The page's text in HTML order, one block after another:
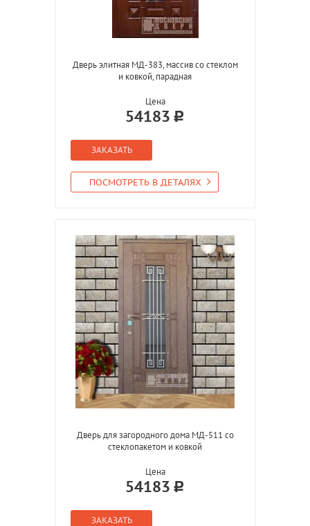
Дверь элитная МД-383, массив со стеклом
и ковкой, парадная
Цена
54183
ЗАКАЗАТЬ
ПОСМОТРЕТЬ В ДЕТАЛЯХ
Дверь для загородного дома МД-511 со
стеклопакетом и ковкой
Цена
54183
ЗАКАЗАТЬ